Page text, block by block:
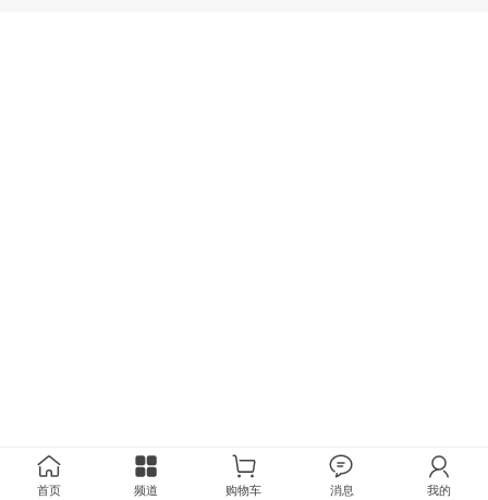
首页 频道 购物车 消息 我的